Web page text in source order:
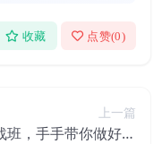
收藏 点赞(0)
上一篇
班，手‬手带你做好音